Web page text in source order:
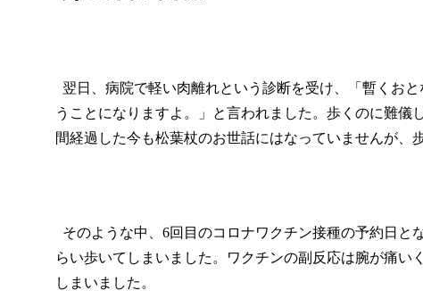
翌日、病院で軽い肉離れという診断を受け、「暫くお
うことになりますよ。」と言われました。歩くのに難
間経過した今も松葉杖のお世話にはなっていませんが、
そのような中、 6回目のコロナワクチン接種の予約日と
らい歩いてしまいました。ワクチンの副反応は腕が痛
しまいました。